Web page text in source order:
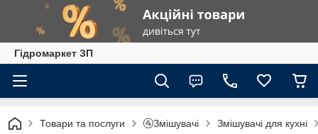
Гiдромаркет ЗП
Товари та послуги 🚰Змішувачі Змішувачі для кухні